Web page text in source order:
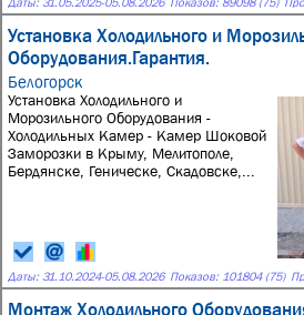
Установка Холодильного и
Оборудования.Гарантия.
Белогорск
Установка Холодильного и
Морозильного Оборудования -
Холодильных Камер - Камер Шоковой
Заморозки в Крыму, Мелитополе,
Бердянске, Геническе, Скадовске,...
Даты: 31.10.2024-05.08.2026 Показов: 101804 (75)
Монтаж Холодильного